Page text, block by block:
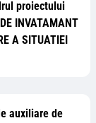
proiectului
INVATAMANT
A SITUATIEI
auxiliare de